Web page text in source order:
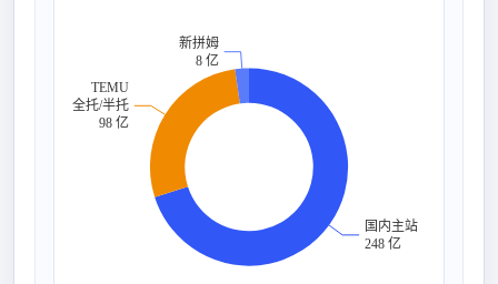
国内主站
248 亿
TEMU
全托/半托
98 亿
新拼姆
8 亿